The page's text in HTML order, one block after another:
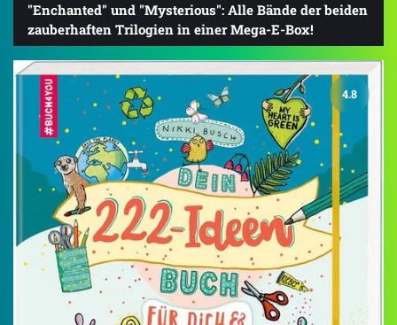
"Enchanted" und "Mysterious": Alle Bände der beiden
zauberhaften Trilogien in einer Mega-E-Box!
4.8